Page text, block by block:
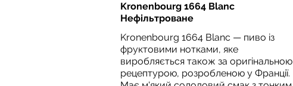
Kronenbourg 1664 Blanc
Нефільтроване
Kronenbourg 1664 Blanc — пиво із
фруктовими нотками, яке
виробляється також за оригінальною
рецептурою, розробленою у Франції.